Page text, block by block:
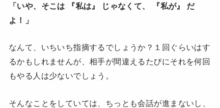
「いや、そこは 『私は』 じゃなくて、 『私が』 だ
よ！」
なんて、いちいち指摘するでしょうか？１回ぐらいはす
るかもしれませんが、相手が間違えるたびにそれを何回
もやる人は少ないでしょう。
そんなことをしていては、ちっとも会話が進まないし、